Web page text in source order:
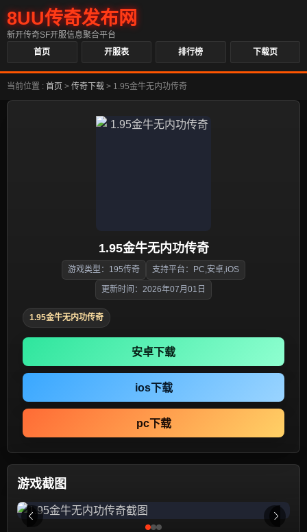
8UU传奇发布网
新开传奇SF开服信息聚合平台
首页
开服表 排行榜 下载页
当前位置 : 首页 > 传奇下载 > 1.95金牛无内功传奇
1.95金牛无内功传奇
游戏类型：195传奇 支持平台：PC,安卓,iOS
更新时间：2026年07月01日
1.95金牛无内功传奇
安卓下载
ios下载
pc下载
游戏截图